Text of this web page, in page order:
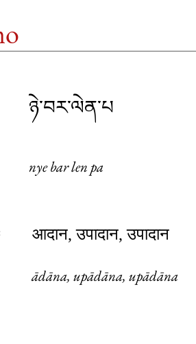
ཉེ་བར་ལེན་པ
nye bar len pa
आदान, उपादान, उपादान
ādāna, upādāna, upādāna